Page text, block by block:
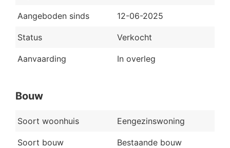
Aangeboden sinds 12-06-2025
Status Verkocht
Aanvaarding In overleg
Bouw
Soort woonhuis Eengezinswoning
Soort bouw Bestaande bouw